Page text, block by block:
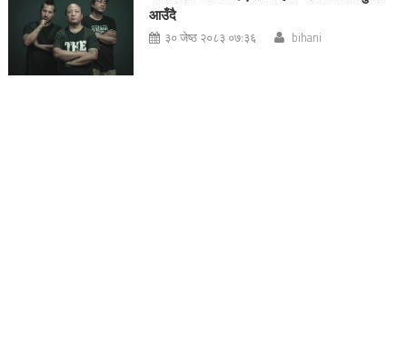
आउँदै
३० जेष्ठ २०८३ ०७:३६ bihani